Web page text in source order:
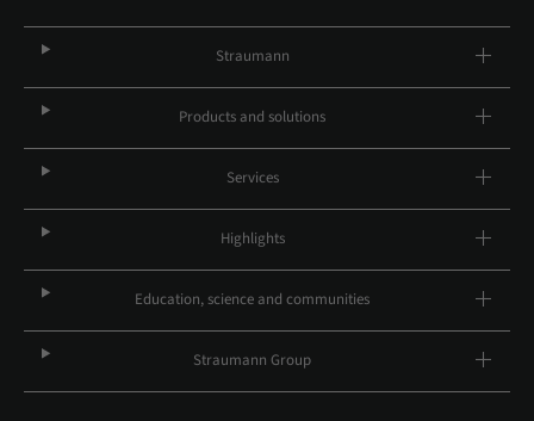
Straumann
Products and solutions
Services
Highlights
Education, science and communities
Straumann Group